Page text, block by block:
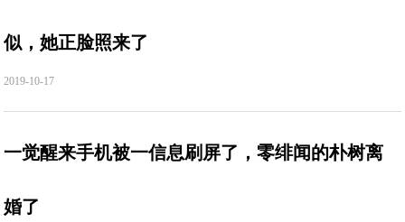
似，她正脸照来了
2019-10-17
一觉醒来手机被一信息刷屏了，零绯闻的朴树离
婚了